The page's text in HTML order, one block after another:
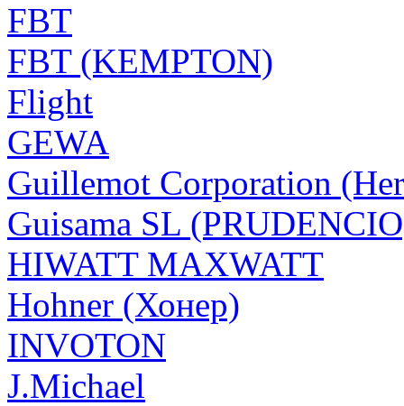
FBT
FBT (KEMPTON)
Flight
GEWA
Guillemot Corporation
Guisama SL
HIWATT MAXWATT
Hohner (Хонер)
INVOTON
J.Michael